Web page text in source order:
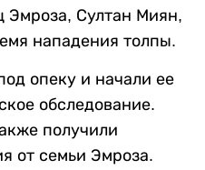
Эмроза, Султан Миян,
нападения толпы.
опеку и начали ее
обследование.
получили
от семьи Эмроза.